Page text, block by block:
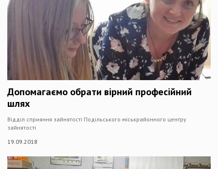
Допомагаємо обрати вірний професійний
шлях
Відділ сприяння зайнятості Подільського міськрайонного центру
зайнятості
19.09.2018